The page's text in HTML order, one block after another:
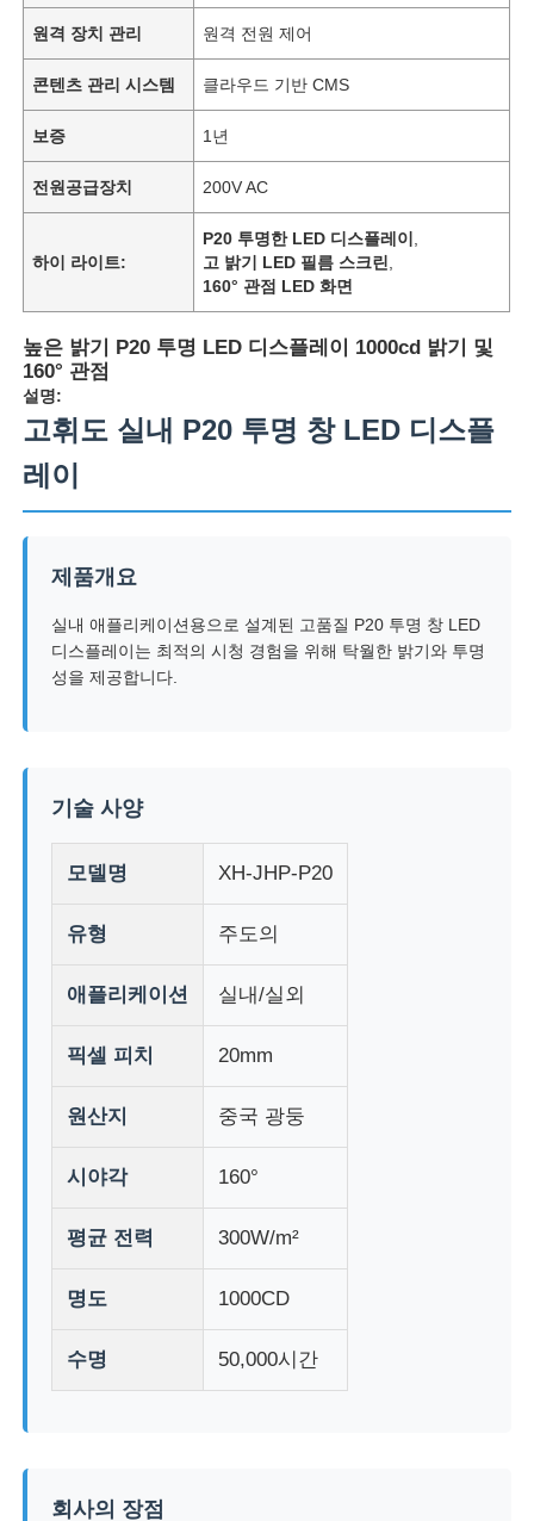
회사 소개
공장 투어
품질 관리
모든 케이스
LED 메쉬 화면
원격 장치 관리 원격 전원 제어
콘텐츠 관리 시스템 클라우드 기반 CMS
보증 1년
전원공급장치 200V AC
하이 라이트:
P20 투명한 LED 디스플레이
고 밝기 LED 필름 스크린
160° 관점 LED 화면
높은 밝기 P20 투명 LED 디스플레이 1000cd 밝기 및
160° 관점
설명:
고휘도 실내 P20 투명 창 LED 디스플
레이
제품개요
실내 애플리케이션용으로 설계된 고품질 P20 투명 창 LED
디스플레이는 최적의 시청 경험을 위해 탁월한 밝기와 투명
성을 제공합니다.
기술 사양
모델명 XH-JHP-P20
유형 주도의
애플리케이션 실내/실외
픽셀 피치 20mm
원산지 중국 광둥
시야각 160°
평균 전력 300W/m²
명도 1000CD
수명 50,000시간
회사의 장점